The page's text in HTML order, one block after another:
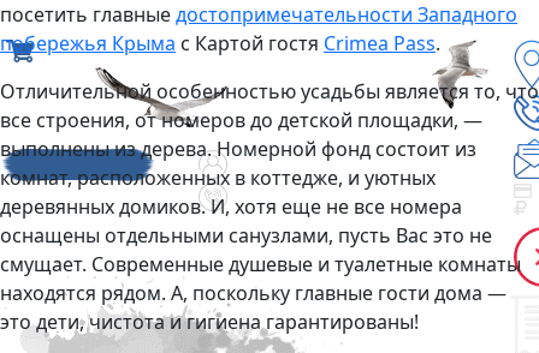
посетить главныедостопримечательности Западного
побережья Крыма с Картой гостя Crimea Pass.
Отличительной особенностью усадьбы является то, что
все строения, от номеров до детской площадки, —
выполнены из дерева. Номерной фонд состоит из
комнат, расположенных в коттедже, и уютных
деревянных домиков. И, хотя еще не все номера
оснащены отдельными санузлами, пусть Вас это не
смущает. Современные душевые и туалетные комнаты
находятся рядом. А, поскольку главные гости дома —
это дети, чистота и гигиена гарантированы!